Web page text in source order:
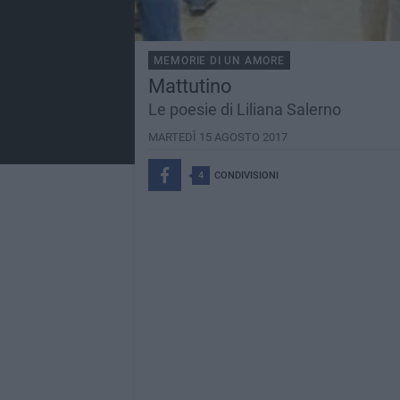
MEMORIE DI UN AMORE
Mattutino
Le poesie di Liliana Salerno
MARTEDÌ 15 AGOSTO 2017
4 CONDIVISIONI